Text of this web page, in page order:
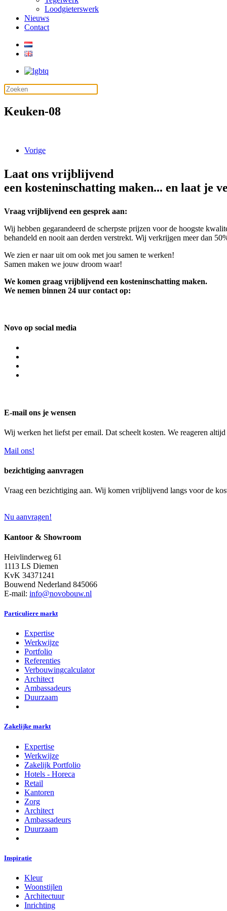
Loodgieterswerk
Nieuws
Contact
Keuken-08
Vorige
Laat ons vrijblijvend
een kosteninschatting maken... en laat je
Vraag vrijblijvend een gesprek aan:
Wij hebben gegarandeerd de scherpste prijzen voor de hoogste
behandeld en nooit aan derden verstrekt. Wij verkrijgen meer dan
We zien er naar uit om ook met jou samen te werken!
Samen maken we jouw droom waar!
We komen graag vrijblijvend een kosteninschatting maken.
We nemen binnen 24 uur contact op:
Novo op social media
E-mail ons je wensen
Wij werken het liefst per email. Dat scheelt kosten. We reageren
Mail ons!
bezichtiging aanvragen
Vraag een bezichtiging aan. Wij komen vrijblijvend langs voor de
Nu aanvragen!
Kantoor & Showroom
Heivlinderweg 61
1113 LS Diemen
KvK 34371241
Bouwend Nederland 845066
E-mail: info@novobouw.nl
Particuliere markt
Expertise
Werkwijze
Portfolio
Referenties
Verbouwingcalculator
Architect
Ambassadeurs
Duurzaam
Zakelijke markt
Expertise
Werkwijze
Zakelijk Portfolio
Hotels - Horeca
Retail
Kantoren
Zorg
Architect
Ambassadeurs
Duurzaam
Inspiratie
Kleur
Woonstijlen
Architectuur
Inrichting